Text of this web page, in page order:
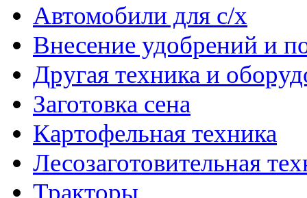
Автомобили для с/х
Внесение удобрений и
Другая техника и
Заготовка сена
Картофельная техника
Лесозаготовительная
Тракторы